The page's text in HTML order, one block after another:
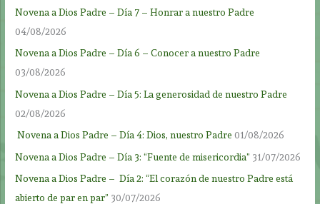
Novena a Dios Padre – Día 7 – Honrar a nuestro Padre
04/08/2026
Novena a Dios Padre – Día 6 – Conocer a nuestro Padre
03/08/2026
Novena a Dios Padre – Día 5: La generosidad de nuestro Padre
02/08/2026
Novena a Dios Padre – Día 4: Dios, nuestro Padre 01/08/2026
Novena a Dios Padre – Día 3: “Fuente de misericordia” 31/07/2026
Novena a Dios Padre – Día 2: “El corazón de nuestro Padre está
abierto de par en par” 30/07/2026